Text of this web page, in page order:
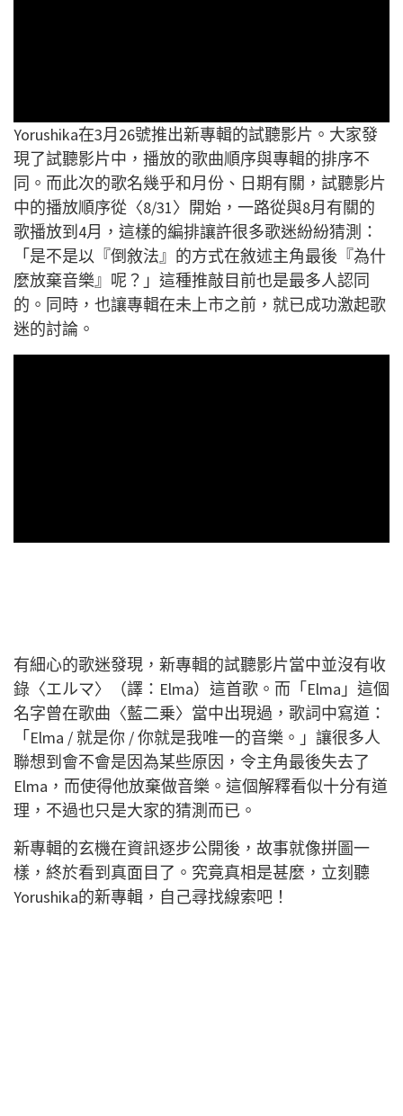
Yorushika在3月26號推出新專輯的試聽影片。大家發
現了試聽影片中，播放的歌曲順序與專輯的排序不
同。而此次的歌名幾乎和月份、日期有關，試聽影片
中的播放順序從〈8/31〉開始，一路從與8月有關的
歌播放到4月，這樣的編排讓許很多歌迷紛紛猜測：
「是不是以『倒敘法』的方式在敘述主角最後『為什
麼放棄音樂』呢？」這種推敲目前也是最多人認同
的。同時，也讓專輯在未上市之前，就已成功激起歌
迷的討論。
有細心的歌迷發現，新專輯的試聽影片當中並沒有收
錄〈エルマ〉（譯：Elma）這首歌。而「Elma」這個
名字曾在歌曲〈藍二乗〉當中出現過，歌詞中寫道：
「Elma / 就是你 / 你就是我唯一的音樂。」讓很多人
聯想到會不會是因為某些原因，令主角最後失去了
Elma，而使得他放棄做音樂。這個解釋看似十分有道
理，不過也只是大家的猜測而已。
新專輯的玄機在資訊逐步公開後，故事就像拼圖一
樣，終於看到真面目了。究竟真相是甚麼，立刻聽
Yorushika的新專輯，自己尋找線索吧！